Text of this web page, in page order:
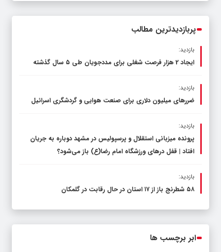
پربازدیدترین مطالب
بازدید:
ایجاد 2 هزار فرصت شغلی برای مددجویان طی ۵ سال گذشته
بازدید:
ضررهای میلیون دلاری برای صنعت هوایی و گردشگری اسرائیل
بازدید:
پرونده میزبانی استقلال و پرسپولیس در مشهد دوباره به جریان
افتاد | قفل در‌های ورزشگاه امام رضا(ع) باز می‌شود؟
بازدید:
۵۸ شطرنج‌ باز از ۱۷ استان در حال رقابت در گلمکان
ابر برچسب ها